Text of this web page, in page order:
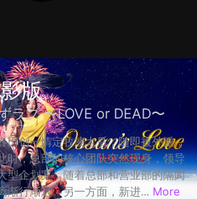
版
ラブ 〜LOVE or DEAD〜
田创一情定牧凌太后，随即被外派，
时，总部的核心团队突然现身，领导
型企划案，随着总部和营业部的隔阂
渐行渐远。另一方面，新进... More